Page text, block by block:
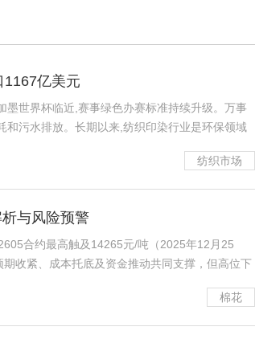
纺织市场
亿美元
世界杯临近,赛事绿色办赛标准持续升级。万事
污水排放。长期以来,纺织印染行业是环保领域
棉花
与风险预警
合约最高触及14265元/吨（2025年12月25
收紧、成本托底及资金推动共同支撑，但高位下
供给预期收紧：